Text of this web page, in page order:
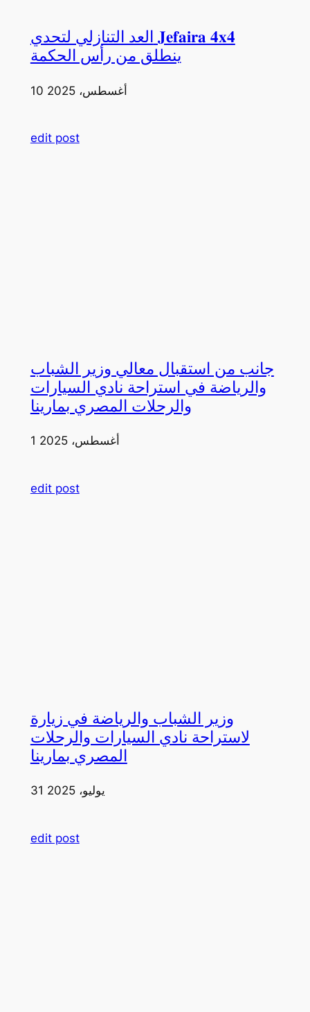
العد التنازلي لتحدي 𝐉𝐞𝐟𝐚𝐢𝐫𝐚 𝟒𝐱𝟒
ينطلق من رأس الحكمة
10 أغسطس، 2025
edit post
جانب من استقبال معالي وزير الشباب
والرياضة في استراحة نادي السيارات
والرحلات المصري بمارينا
1 أغسطس، 2025
edit post
وزير الشباب والرياضة في زيارة
لاستراحة نادي السيارات والرحلات
المصري بمارينا
31 يوليو، 2025
edit post